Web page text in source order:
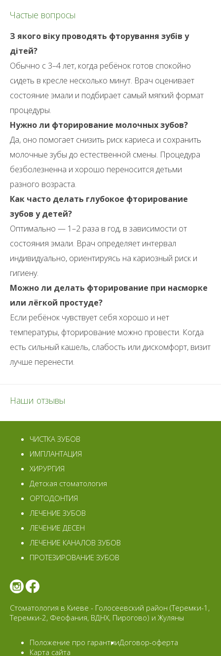
Частые вопросы
З якого віку проводять фторування зубів у
дітей?
Обычно с 3–4 лет, когда ребёнок готов спокойно
сидеть в кресле несколько минут. Врач оценивает
состояние эмали и подбирает самый мягкий формат
процедуры.
Нужно ли фторирование молочных зубов?
Да, оно помогает снизить риск кариеса и сохранить
молочные зубы до естественной смены. Процедура
безболезненна и хорошо переносится детьми
разного возраста.
Как часто делать глубокое фторирование
зубов у детей?
Оптимально — 1–2 раза в год, в зависимости от
состояния эмали. Врач определяет интервал
индивидуально, ориентируясь на кариозный риск и
гигиену.
Можно ли делать фторирование при насморке
или лёгкой простуде?
Если ребёнок чувствует себя хорошо и нет
температуры, фторирование можно провести. Когда
есть сильный кашель, слабость или дискомфорт, визит
лучше перенести.
Наши отзывы
ЧИСТКА ЗУБОВ
ИМПЛАНТАЦИЯ
ХИРУРГИЯ
Детская стоматология
ОРТОДОНТИЯ
ЛЕЧЕНИЕ ЗУБОВ
ЛЕЧЕНИЕ ДЕСЕН
ЛЕЧЕНИЕ КАНАЛОВ ЗУБОВ
ПРОТЕЗИРОВАНИЕ ЗУБОВ
Стоматология в Киеве - Голосеевский район (Теремки-1,
Теремки-2, Феофания, ВДНХ, Пирогово) и Жуляны
Положение про гарантииДоговор-оферта
Карта сайта